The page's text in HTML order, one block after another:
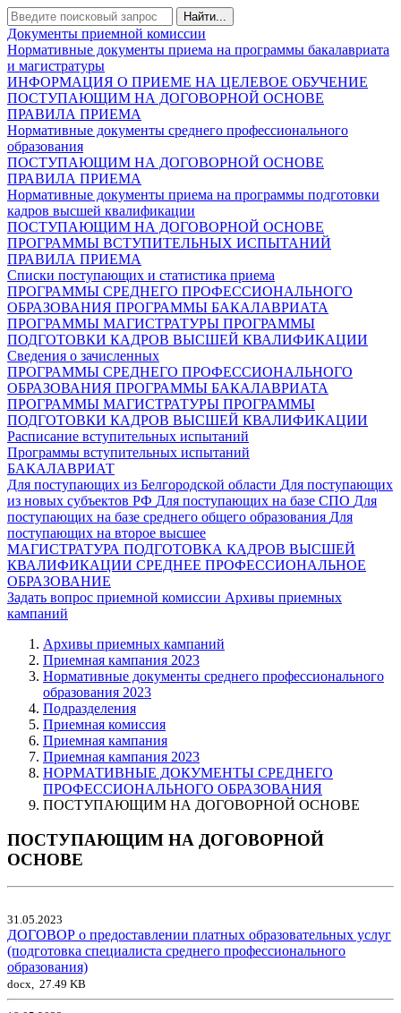
Найти...
Документы приемной комиссии
Нормативные документы приема на программы бакалавриата
и магистратуры
ИНФОРМАЦИЯ О ПРИЕМЕ НА ЦЕЛЕВОЕ ОБУЧЕНИЕ
ПОСТУПАЮЩИМ НА ДОГОВОРНОЙ ОСНОВЕ
ПРАВИЛА ПРИЕМА
Нормативные документы среднего профессионального
образования
ПОСТУПАЮЩИМ НА ДОГОВОРНОЙ ОСНОВЕ
ПРАВИЛА ПРИЕМА
Нормативные документы приема на программы подготовки
кадров высшей квалификации
ПОСТУПАЮЩИМ НА ДОГОВОРНОЙ ОСНОВЕ
ПРОГРАММЫ ВСТУПИТЕЛЬНЫХ ИСПЫТАНИЙ
ПРАВИЛА ПРИЕМА
Списки поступающих и статистика приема
ПРОГРАММЫ СРЕДНЕГО ПРОФЕССИОНАЛЬНОГО
ОБРАЗОВАНИЯ ПРОГРАММЫ БАКАЛАВРИАТА
ПРОГРАММЫ МАГИСТРАТУРЫ ПРОГРАММЫ
ПОДГОТОВКИ КАДРОВ ВЫСШЕЙ КВАЛИФИКАЦИИ
Сведения о зачисленных
ПРОГРАММЫ СРЕДНЕГО ПРОФЕССИОНАЛЬНОГО
ОБРАЗОВАНИЯ ПРОГРАММЫ БАКАЛАВРИАТА
ПРОГРАММЫ МАГИСТРАТУРЫ ПРОГРАММЫ
ПОДГОТОВКИ КАДРОВ ВЫСШЕЙ КВАЛИФИКАЦИИ
Расписание вступительных испытаний
Программы вступительных испытаний
БАКАЛАВРИАТ
Для поступающих из Белгородской области Для поступающих
из новых субъектов РФ Для поступающих на базе СПО Для
поступающих на базе среднего общего образования Для
поступающих на второе высшее
МАГИСТРАТУРА ПОДГОТОВКА КАДРОВ ВЫСШЕЙ
КВАЛИФИКАЦИИ СРЕДНЕЕ ПРОФЕССИОНАЛЬНОЕ
ОБРАЗОВАНИЕ
Задать вопрос приемной комиссии Архивы приемных
кампаний
Архивы приемных кампаний
Приемная кампания 2023
Нормативные документы среднего профессионального
образования 2023
Подразделения
Приемная комиссия
Приемная кампания
Приемная кампания 2023
НОРМАТИВНЫЕ ДОКУМЕНТЫ СРЕДНЕГО
ПРОФЕССИОНАЛЬНОГО ОБРАЗОВАНИЯ
ПОСТУПАЮЩИМ НА ДОГОВОРНОЙ ОСНОВЕ
ПОСТУПАЮЩИМ НА ДОГОВОРНОЙ
ОСНОВЕ
31.05.2023
ДОГОВОР о предоставлении платных образовательных услуг
(подготовка специалиста среднего профессионального
образования)
docx, 27.49 KB